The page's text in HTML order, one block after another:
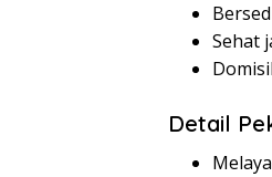
Sehat
Detail